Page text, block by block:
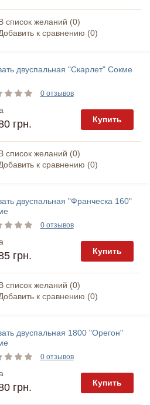
список желаний (0)
к сравнению (0)
двуспальная "Скарлет" Сокме
0 отзывов
грн. Купить
список желаний (0)
к сравнению (0)
двуспальная "Франческа 160"
0 отзывов
грн. Купить
список желаний (0)
к сравнению (0)
двуспальная 1800 "Орегон"
0 отзывов
грн. Купить